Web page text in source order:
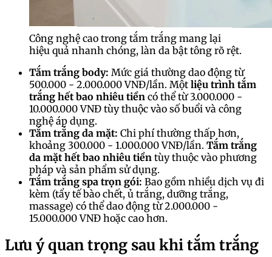
Công nghệ cao trong tắm trắng mang lại
hiệu quả nhanh chóng, làn da bật tông rõ rệt.
Tắm trắng body: Mức giá thường dao động từ
500.000 - 2.000.000 VNĐ/lần. Một liệu trình tắm
trắng hết bao nhiêu tiền có thể từ 3.000.000 -
10.000.000 VNĐ tùy thuộc vào số buổi và công
nghệ áp dụng.
Tắm trắng da mặt: Chi phí thường thấp hơn,
khoảng 300.000 - 1.000.000 VNĐ/lần. Tắm trắng
da mặt hết bao nhiêu tiền tùy thuộc vào phương
pháp và sản phẩm sử dụng.
Tắm trắng spa trọn gói: Bao gồm nhiều dịch vụ đi
kèm (tẩy tế bào chết, ủ trắng, dưỡng trắng,
massage) có thể dao động từ 2.000.000 -
15.000.000 VNĐ hoặc cao hơn.
Lưu ý quan trọng sau khi tắm trắng